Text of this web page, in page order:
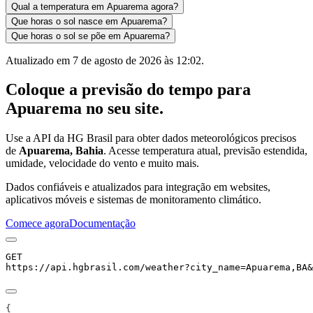
Qual a temperatura em Apuarema agora?
Que horas o sol nasce em Apuarema?
Que horas o sol se põe em Apuarema?
Atualizado em 7 de agosto de 2026 às 12:02.
Coloque a previsão do tempo para
Apuarema no seu site.
Use a API da HG Brasil para obter dados meteorológicos precisos
de Apuarema, Bahia. Acesse temperatura atual, previsão estendida,
umidade, velocidade do vento e muito mais.
Dados confiáveis e atualizados para integração em websites,
aplicativos móveis e sistemas de monitoramento climático.
Comece agoraDocumentação
GET
https://api.hgbrasil.com/weather?city_name=Apuarema,BA&